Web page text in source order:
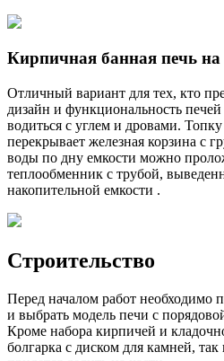
Кирпичная банная печь на
Отличный вариант для тех, кто
дизайн и функциональность
водиться с углем и дровами.
перекрывает железная корзина с
воды по дну емкости можно
теплообменник с трубой,
накопительной емкости .
Строительство
Перед началом работ необходимо
и выбрать модель печи с
Кроме набора кирпичей и
болгарка с диском для камней,